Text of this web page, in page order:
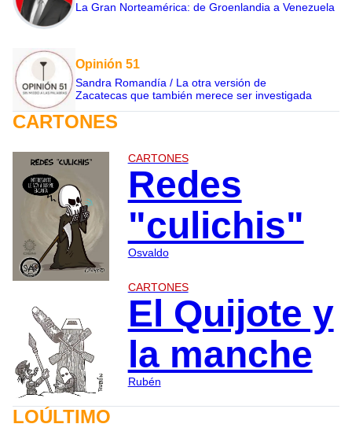
La Gran Norteamérica: de Groenlandia a Venezuela
Opinión 51
Sandra Romandía / La otra versión de
Zacatecas que también merece ser investigada
CARTONES
CARTONES
Redes
"culichis"
Osvaldo
CARTONES
El Quijote y
la manche
Rubén
LOÚLTIMO